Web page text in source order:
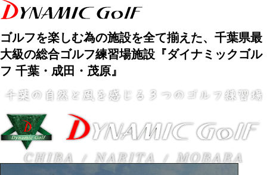
ゴルフを楽しむ為の施設を全て揃えた、千葉県最
大級の総合ゴルフ練習場施設『ダイナミックゴル
フ 千葉・成田・茂原』